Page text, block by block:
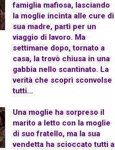
famiglia mafiosa, lasciando
la moglie incinta alle cure di
sua madre, partì per un
viaggio di lavoro. Ma
settimane dopo, tornato a
casa, la trovò chiusa in una
gabbia nello scantinato. La
verità che scoprì sconvolse
tutti…
Una moglie ha sorpreso il
marito a letto con la moglie
di suo fratello, ma la sua
vendetta ha scioccato tutti a